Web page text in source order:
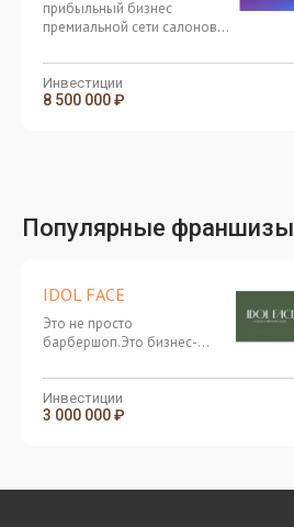
прибыльный бизнес
премиальной сети салонов
Инвестиции
8 500 000 ₽
Популярные франшизы
IDOL FACE
Это не просто
барбершоп.Это бизнес-
настроено до миллиметра
Инвестиции
3 000 000 ₽